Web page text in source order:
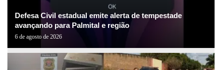
Defesa Civil estadual emite alerta de tempestade
avançando para Palmital e região
6 de agosto de 2026